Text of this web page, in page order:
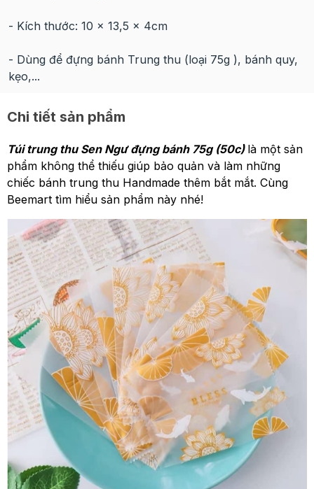
- Kích thước: 10 x 13,5 x 4cm
- Dùng để đựng bánh Trung thu (loại 75g ), bánh quy,
kẹo,...
Chi tiết sản phẩm
Túi trung thu Sen Ngư đựng bánh 75g (50c) là một sản
phẩm không thể thiếu giúp bảo quản và làm những
chiếc bánh trung thu Handmade thêm bắt mắt. Cùng
Beemart tìm hiểu sản phẩm này nhé!